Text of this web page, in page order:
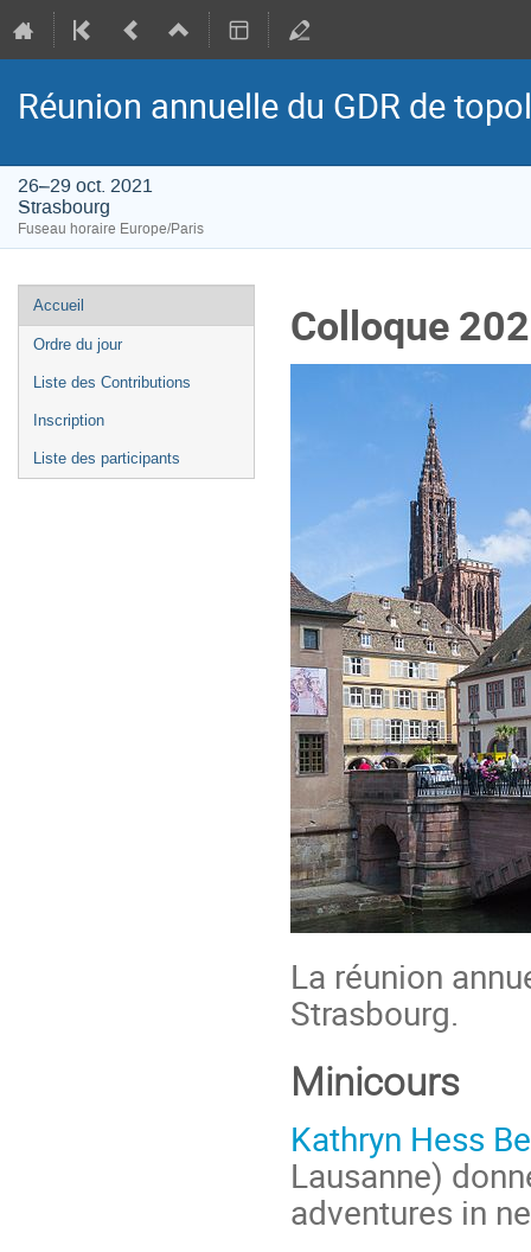
Réunion annuelle du GDR de
26–29 oct. 2021
Strasbourg
Fuseau horaire Europe/Paris
Menu
de
l'événement
Accueil
Ordre du jour
Liste des Contributions
Inscription
Liste des participants
Colloque
La réunion
Strasbourg.
Minicours
Kathryn Hess
Lausanne)
adventures in